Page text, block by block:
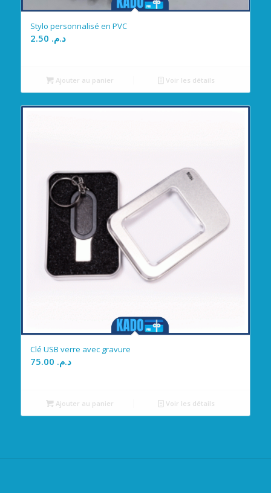
Stylo personnalisé en PVC
د.م.
Ajouter au panier Voir les détails
Clé USB verre avec gravure
د.م.
Ajouter au panier Voir les détails